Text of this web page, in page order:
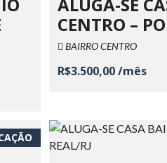
CENTRO –
BAIRRO CENTRO
R$3.500,00 /mês